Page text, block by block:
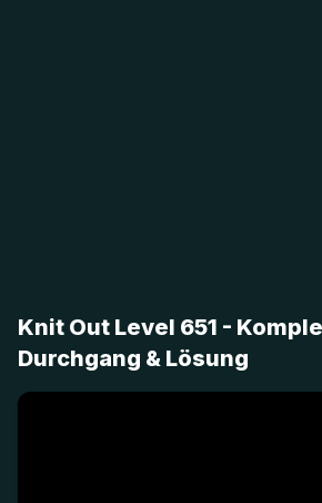
Knit Out Level 651 -
Durchgang & Lösung